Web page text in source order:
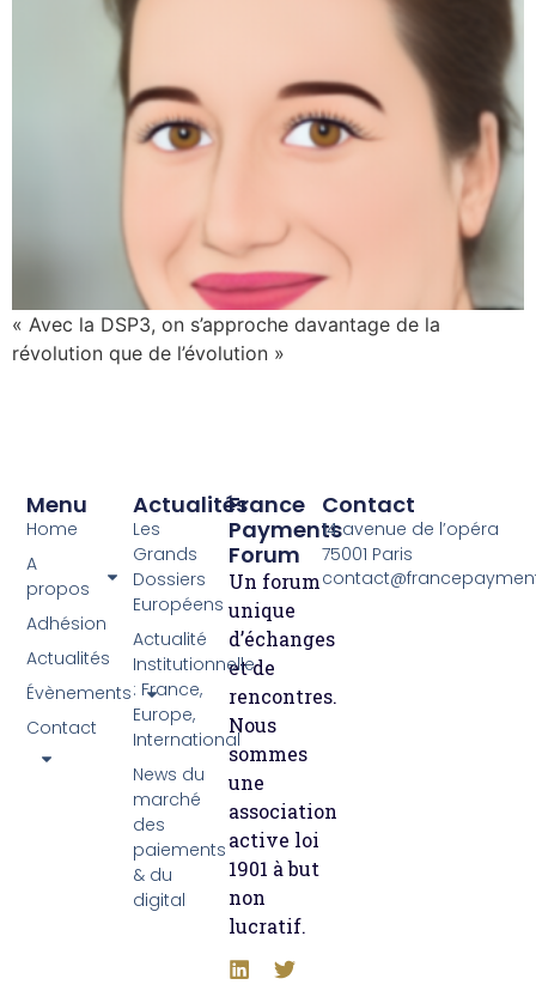
« Avec la DSP3, on s’approche davantage de la
révolution que de l’évolution »
France
Payments
Forum
Un forum
unique
d’échanges
et de
rencontres.
Nous
sommes
une
association
active loi
1901 à but
non
lucratif.
Actualités
Les
Grands
Dossiers
Européens
Actualité
Institutionnelle
: France,
Europe,
International
News du
marché
des
paiements
& du
digital
Menu
Home
A
propos
Adhésion
Actualités
Évènements
Contact
Contact
14 avenue de l’opéra
75001 Paris